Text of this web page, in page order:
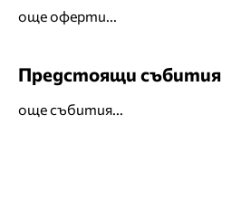
още оферти...
Предстоящи събития
още събития...